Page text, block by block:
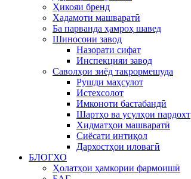
Ҳикояи бренд
Хадамоти машваратӣ
Ба парванда ҳамроҳ шавед
Шиносоии завод
Назорати сифат
Инспекцияи завод
Саволҳои зиёд такрормешуда
Рушди маҳсулот
Истехсолот
Имконоти бастабандӣ
Шартҳо ва усулҳои пардохт
Хидматҳои машваратӣ
Сиёсати интиқол
Дархостҳои иловагӣ
БЛОГХО
Ҳолатҳои ҳамкории фармоишӣ